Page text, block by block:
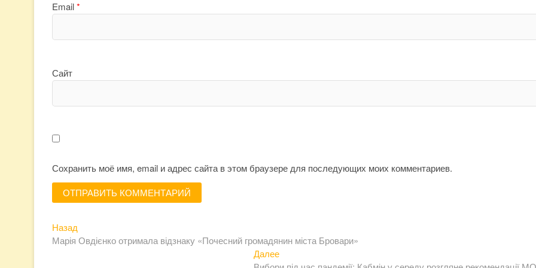
Email*
Сайт
Сохранить моё имя, email и адрес сайта в этом браузере для последующих моих комментариев.
Навигация
по
Назад
запись:
Марія Овдієнко отримала відзнаку «Почесний громадянин міста Бровари»
ДалееСледующая